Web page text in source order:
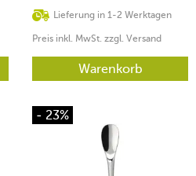
Lieferung in 1-2 Werktagen
Preis inkl. MwSt. zzgl. Versand
Warenkorb
- 23%